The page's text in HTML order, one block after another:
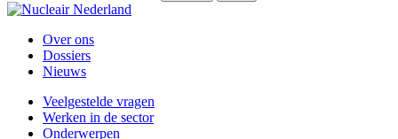
Over ons
Dossiers
Nieuws
Veelgestelde vragen
Werken in de sector
Onderwerpen